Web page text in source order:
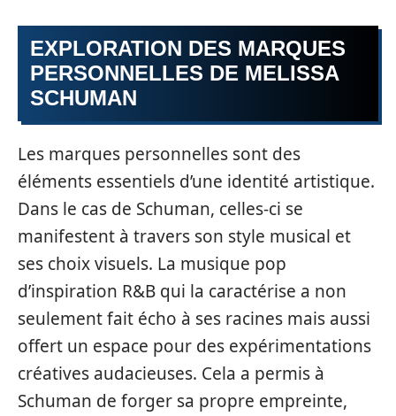
EXPLORATION DES MARQUES
PERSONNELLES DE MELISSA
SCHUMAN
Les marques personnelles sont des
éléments essentiels d’une identité artistique.
Dans le cas de Schuman, celles-ci se
manifestent à travers son style musical et
ses choix visuels. La musique pop
d’inspiration R&B qui la caractérise a non
seulement fait écho à ses racines mais aussi
offert un espace pour des expérimentations
créatives audacieuses. Cela a permis à
Schuman de forger sa propre empreinte,